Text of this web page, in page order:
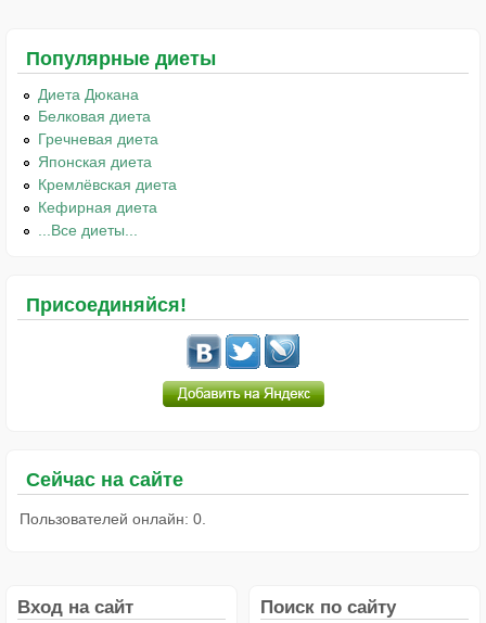
Популярные диеты
Диета Дюкана
Белковая диета
Гречневая диета
Японская диета
Кремлёвская диета
Кефирная диета
...Все диеты...
Присоединяйся!
Сейчас на сайте
Пользователей онлайн: 0.
Вход на сайт Поиск по сайту